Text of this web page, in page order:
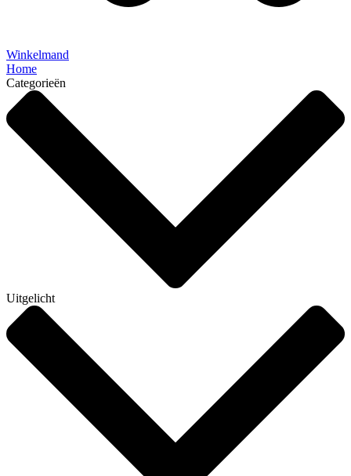
Winkelmand
Home
Categorieën
Uitgelicht